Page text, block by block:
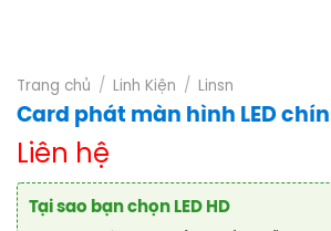
Trang chủ / Linh Kiện / Linsn
Card phát màn hình LED
Liên hệ
Tại sao bạn chọn LED HD